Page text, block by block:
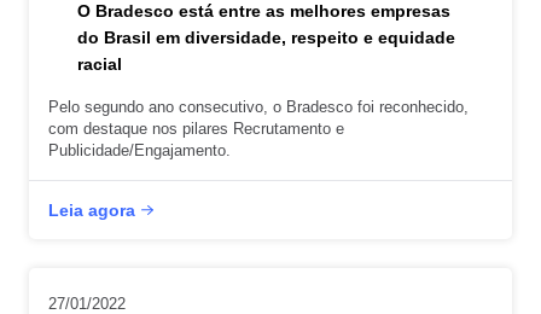
O Bradesco está entre as melhores empresas
do Brasil em diversidade, respeito e equidade
racial
Pelo segundo ano consecutivo, o Bradesco foi reconhecido,
com destaque nos pilares Recrutamento e
Publicidade/Engajamento.
Leia agora
27/01/2022